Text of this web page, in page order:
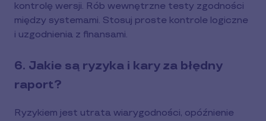
kontrolę wersji. Rób wewnętrzne testy zgodności
między systemami. Stosuj proste kontrole logiczne
i uzgodnienia z finansami.
6. Jakie są ryzyka i kary za błędny
raport?
Ryzykiem jest utrata wiarygodności, opóźnienie